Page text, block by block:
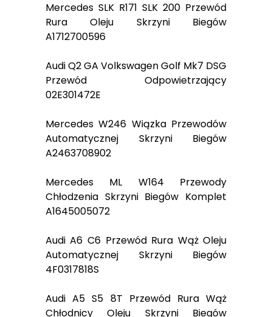
Mercedes SLK R171 SLK 200 Przewód
Rura Oleju Skrzyni Biegów
A1712700596
Audi Q2 GA Volkswagen Golf Mk7 DSG
Przewód Odpowietrzający
02E301472E
Mercedes W246 Wiązka Przewodów
Automatycznej Skrzyni Biegów
A2463708902
Mercedes ML W164 Przewody
Chłodzenia Skrzyni Biegów Komplet
A1645005072
Audi A6 C6 Przewód Rura Wąż Oleju
Automatycznej Skrzyni Biegów
4F0317818S
Audi A5 S5 8T Przewód Rura Wąż
Chłodnicy Oleju Skrzyni Biegów